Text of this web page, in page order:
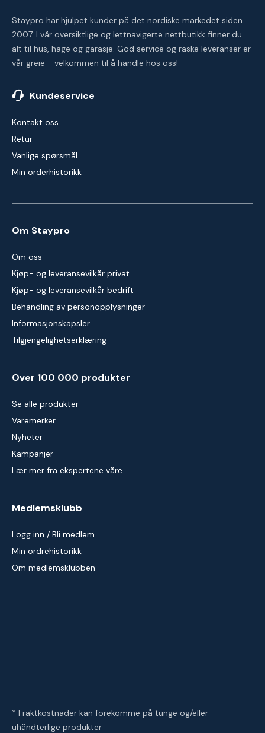
Staypro har hjulpet kunder på det nordiske markedet siden
2007. I vår oversiktlige og lettnavigerte nettbutikk finner du
alt til hus, hage og garasje. God service og raske leveranser er
vår greie - velkommen til å handle hos oss!
Kundeservice
Kontakt oss
Retur
Vanlige spørsmål
Min orderhistorikk
Om Staypro
Om oss
Kjøp- og leveransevilkår privat
Kjøp- og leveransevilkår bedrift
Behandling av personopplysninger
Informasjonskapsler
Tilgjengelighetserklæring
Over 100 000 produkter
Se alle produkter
Varemerker
Nyheter
Kampanjer
Lær mer fra ekspertene våre
Medlemsklubb
Logg inn / Bli medlem
Min ordrehistorikk
Om medlemsklubben
* Fraktkostnader kan forekomme på tunge og/eller
uhåndterlige produkter